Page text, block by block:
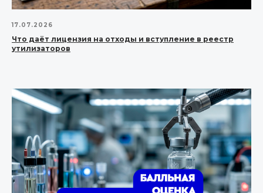
17.07.2026
Что даёт лицензия на отходы и вступление в реестр
утилизаторов